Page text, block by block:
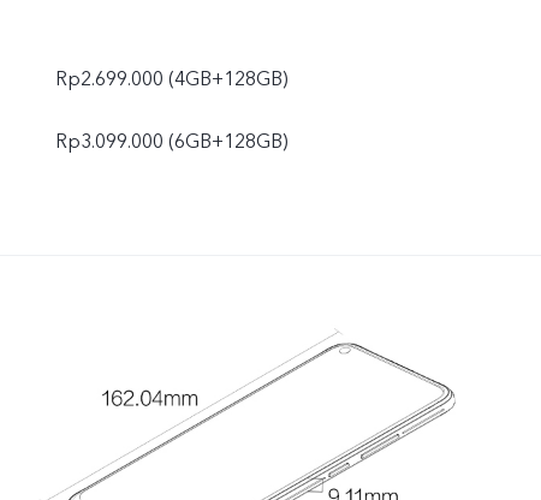
Rp2.699.000 (4GB+128GB)
Rp3.099.000 (6GB+128GB)